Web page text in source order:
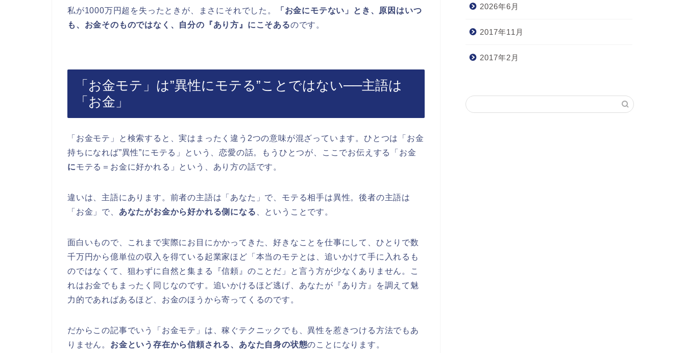
私が1000万円超を失ったときが、まさにそれでした。
「お金にモテない」とき、原因はいつ
も、お金そのものではなく、自分の『あり方』にこそあるのです。
「お金モテ」は”異性にモテる”ことではない──主語は
「お金」
「お金モテ」と検索すると、実はまったく違う2つの意味が混ざっています。ひとつは「お金
持ちになれば”異性”にモテる」という、恋愛の話。もうひとつが、ここでお伝えする「お金
にモテる＝お金に好かれる」という、あり方の話です。
違いは、主語にあります。前者の主語は「あなた」で、モテる相手は異性。後者の主語は
「お金」で、 あなたがお金から好かれる側になる 、ということです。
面白いもので、これまで実際にお目にかかってきた、好きなことを仕事にして、ひとりで数
千万円から億単位の収入を得ている起業家ほど「本当のモテとは、追いかけて手に入れるも
のではなくて、狙わずに自然と集まる『信頼』のことだ」と言う方が少なくありません。こ
れはお金でもまったく同じなのです。追いかけるほど逃げ、あなたが『あり方』を調えて魅
力的であればあるほど、お金のほうから寄ってくるのです。
だからこの記事でいう「お金モテ」は、稼ぐテクニックでも、異性を惹きつける方法でもあ
りません。 お金という存在から信頼される、あなた自身の状態のことになります。
2026年6月
2017年11月
2017年2月